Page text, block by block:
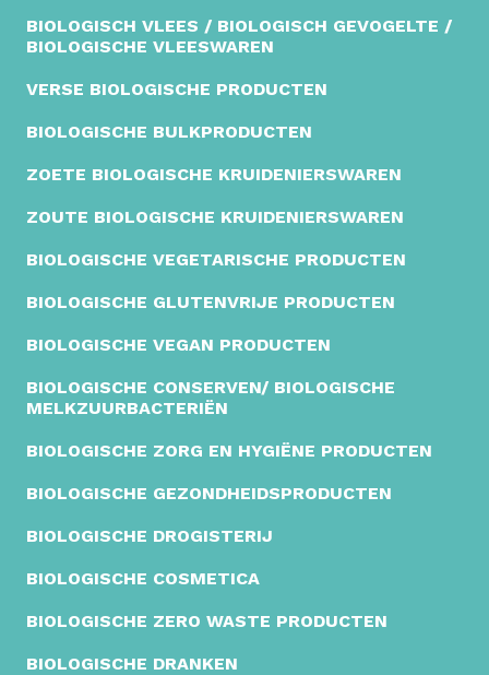
BIOLOGISCH VLEES / BIOLOGISCH GEVOGELTE /
BIOLOGISCHE VLEESWAREN
VERSE BIOLOGISCHE PRODUCTEN
BIOLOGISCHE BULKPRODUCTEN
ZOETE BIOLOGISCHE KRUIDENIERSWAREN
ZOUTE BIOLOGISCHE KRUIDENIERSWAREN
BIOLOGISCHE VEGETARISCHE PRODUCTEN
BIOLOGISCHE GLUTENVRIJE PRODUCTEN
BIOLOGISCHE VEGAN PRODUCTEN
BIOLOGISCHE CONSERVEN/ BIOLOGISCHE
MELKZUURBACTERIËN
BIOLOGISCHE ZORG EN HYGIËNE PRODUCTEN
BIOLOGISCHE GEZONDHEIDSPRODUCTEN
BIOLOGISCHE DROGISTERIJ
BIOLOGISCHE COSMETICA
BIOLOGISCHE ZERO WASTE PRODUCTEN
BIOLOGISCHE DRANKEN